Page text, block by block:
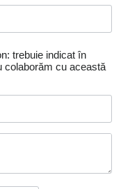
trebuie indicat în
colaborăm cu această